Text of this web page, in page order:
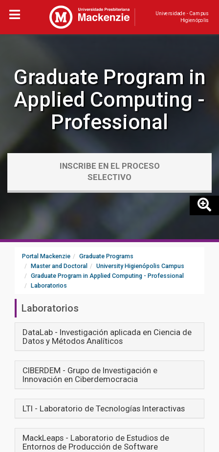
Universidade - Campus
Higienópolis
Graduate Program in
Applied Computing -
Professional
INSCRIBE EN EL PROCESO
SELECTIVO
Portal Mackenzie
Graduate Programs
Master and Doctoral
University Higienópolis Campus
Graduate Program in Applied Computing - Professional
Laboratorios
Laboratorios
DataLab - Investigación aplicada en Ciencia de
Datos y Métodos Analíticos
CIBERDEM - Grupo de Investigación e
Innovación en Ciberdemocracia
LTI - Laboratorio de Tecnologías Interactivas
MackLeaps - Laboratorio de Estudios de
Entornos de Producción de Software